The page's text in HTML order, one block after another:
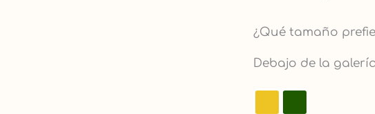
¿Qué tamaño
Debajo de la